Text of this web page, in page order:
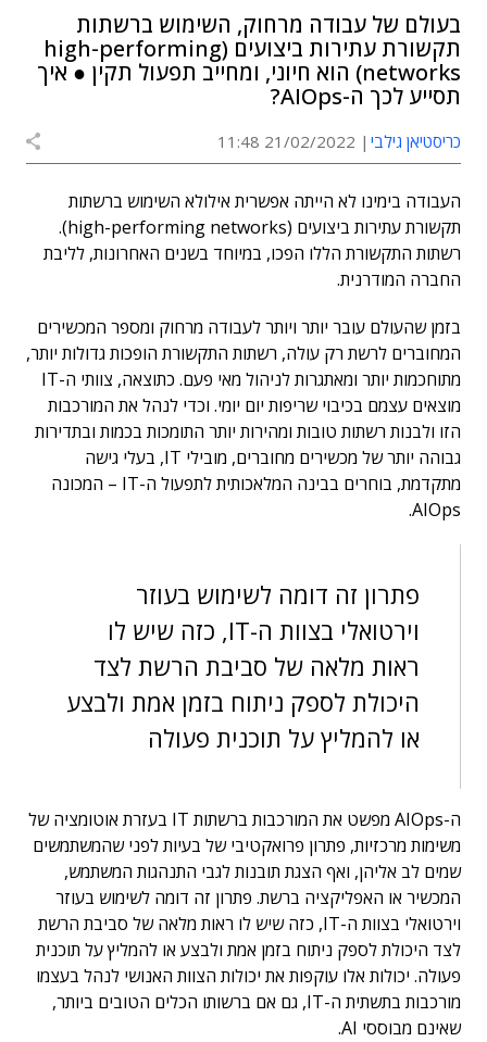
בעולם של עבודה מרחוק, השימוש ברשתות
תקשורת עתירות ביצועים (high-performing
networks) הוא חיוני, ומחייב תפעול תקין ● איך
תסייע לכך ה-AIOps?
כריסטיאן גילבי 21/02/2022 11:48
העבודה בימינו לא הייתה אפשרית אילולא השימוש ברשתות
תקשורת עתירות ביצועים (high-performing networks).
רשתות התקשורת הללו הפכו, במיוחד בשנים האחרונות, לליבת
החברה המודרנית.
בזמן שהעולם עובר יותר ויותר לעבודה מרחוק ומספר המכשירים
המחוברים לרשת רק עולה, רשתות התקשורת הופכות גדולות יותר,
מתוחכמות יותר ומאתגרות לניהול מאי פעם. כתוצאה, צוותי ה-IT
מוצאים עצמם בכיבוי שריפות יום יומי. וכדי לנהל את המורכבות
הזו ולבנות רשתות טובות ומהירות יותר התומכות בכמות ובתדירות
גבוהה יותר של מכשירים מחוברים, מובילי IT, בעלי גישה
מתקדמת, בוחרים בבינה המלאכותית לתפעול ה-IT – המכונה
AIOps.
פתרון זה דומה לשימוש בעוזר
וירטואלי בצוות ה-IT, כזה שיש לו
ראות מלאה של סביבת הרשת לצד
היכולת לספק ניתוח בזמן אמת ולבצע
או להמליץ על תוכנית פעולה
ה-AIOps מפשט את המורכבות ברשתות IT בעזרת אוטומציה של
משימות מרכזיות, פתרון פרואקטיבי של בעיות לפני שהמשתמשים
שמים לב אליהן, ואף הצגת תובנות לגבי התנהגות המשתמש,
המכשיר או האפליקציה ברשת. פתרון זה דומה לשימוש בעוזר
וירטואלי בצוות ה-IT, כזה שיש לו ראות מלאה של סביבת הרשת
לצד היכולת לספק ניתוח בזמן אמת ולבצע או להמליץ על תוכנית
פעולה. יכולות אלו עוקפות את יכולות הצוות האנושי לנהל בעצמו
מורכבות בתשתית ה-IT, גם אם ברשותו הכלים הטובים ביותר,
שאינם מבוססי AI.